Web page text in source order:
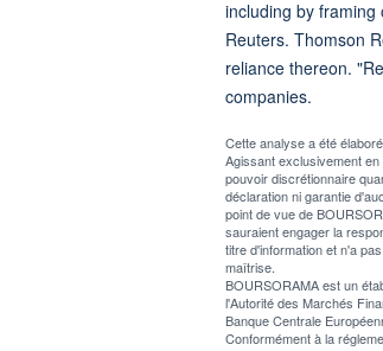
including by
Reuters. Thomson
reliance thereon.
companies.
Cette analyse a été
Agissant exclusivement
pouvoir discrétionnaire
déclaration ni garantie
point de vue de
sauraient engager la
titre d'information et n'a
maîtrise.
BOURSORAMA est un
l'Autorité des Marchés
Banque Centrale
Conformément à la